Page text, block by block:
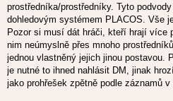
prostředníka/prostředníky. Tyto
dohledovým systémem PLACOS. Vše
Pozor si musí dát hráči, kteří hrají více
nim neúmyslně přes mnoho
jednou vlastněný jejich jinou postavou.
je nutné to ihned nahlásit DM, jinak
jako prohřešek zpětně podle záznamů v